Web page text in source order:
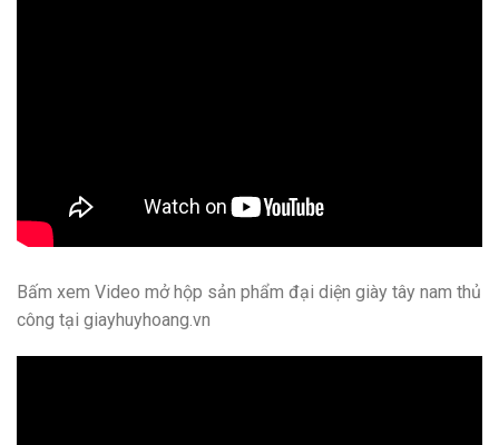
Bấm xem Video mở hộp sản phẩm đại diện giày tây nam thủ
công tại giayhuyhoang.vn